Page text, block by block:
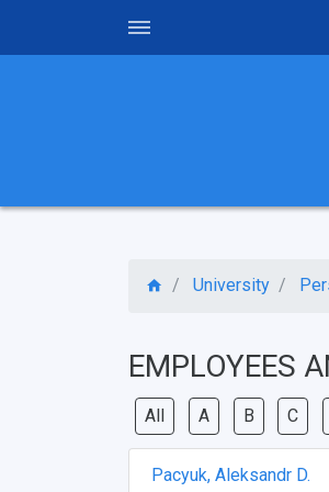
University
EMPLOYEES
All A B C
Pacyuk, Aleksandr D.